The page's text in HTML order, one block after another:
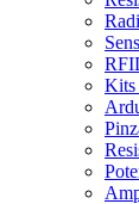
Kits